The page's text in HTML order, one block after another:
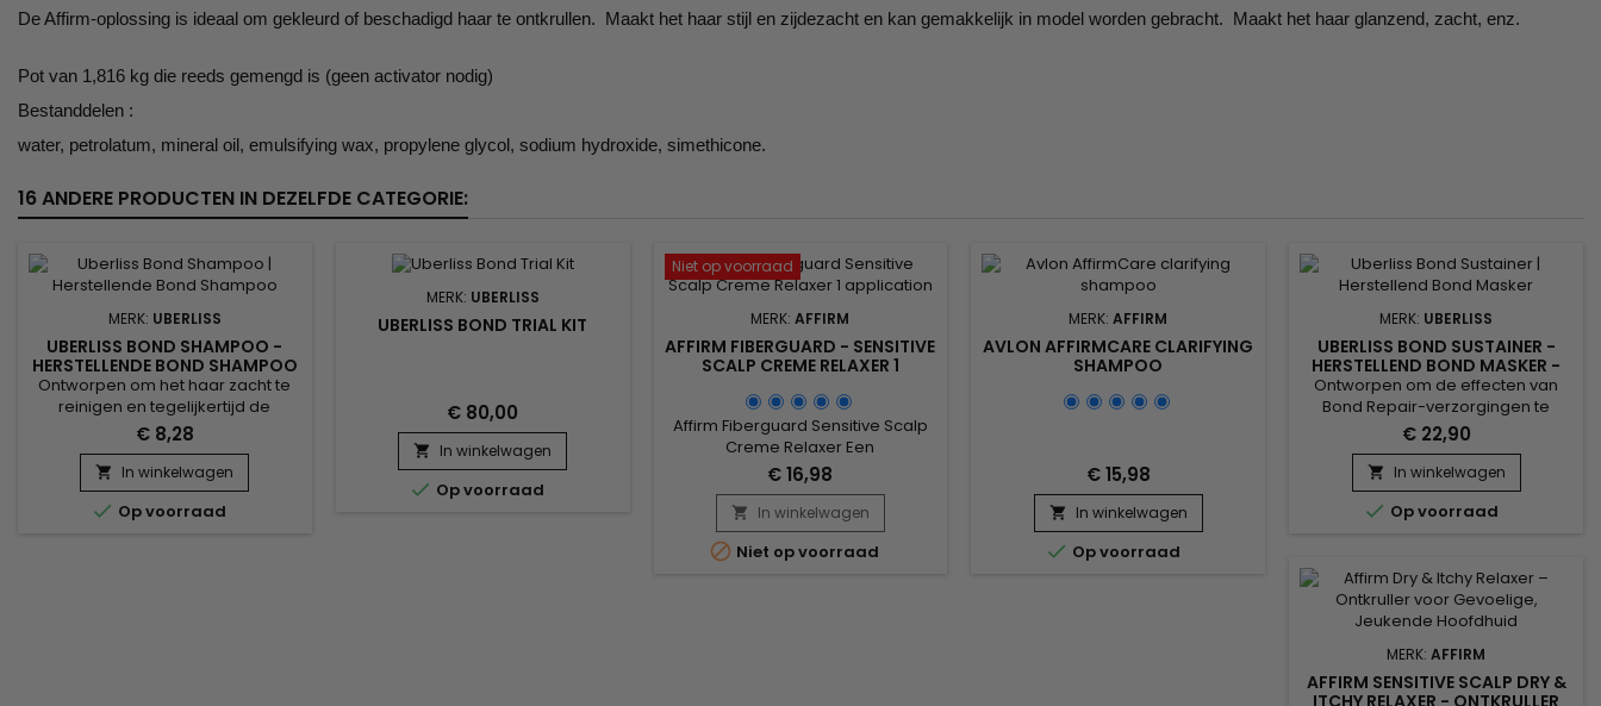
De Affirm-oplossing is ideaal om gekleurd of beschadigd haar te ontkrullen. Maakt het haar stijl en zijdezacht en kan gemakkelijk in model worden gebracht. Maakt het haar glanzend, zacht, enz.
Pot van 1,816 kg die reeds gemengd is (geen activator nodig)
Bestanddelen :
water, petrolatum, mineral oil, emulsifying wax, propylene glycol, sodium hydroxide, simethicone.
16 ANDERE PRODUCTEN IN DEZELFDE CATEGORIE:
MERK: UBERLISS
UBERLISS BOND SHAMPOO -
HERSTELLENDE BOND SHAMPOO
- 3OZ
Ontworpen om het haar zacht te
reinigen en tegelijkertijd de
haarvezel te herstellen, werkt
Uberliss Bond Shampoo
rechtstreeks op de interne
haarbindingen die zijn verzwakt
door kleuringen, ontkleuringen,
€ 8,28
 In winkelwagen
 Op voorraad
MERK: UBERLISS
UBERLISS BOND TRIAL KIT
€ 80,00
 In winkelwagen
 Op voorraad
Niet op voorraad
MERK:AFFIRM
AFFIRM FIBERGUARD - SENSITIVE
SCALP CREME RELAXER 1
Affirm Fiberguard Sensitive Scalp
Creme Relaxer Een
ontkrullingssysteem voor de
gevoelige hoofdhuid.&nbsp; Het
behoudt tot 40% van de kracht van
het haar in vergelijking met
traditionele ontkrullende
€ 16,98
 In winkelwagen
 Niet op voorraad
MERK:AFFIRM
AVLON AFFIRMCARE CLARIFYING
SHAMPOO
€ 15,98
 In winkelwagen
 Op voorraad
MERK: UBERLISS
UBERLISS BOND SUSTAINER -
HERSTELLEND BOND MASKER -
3.7OZ
Ontworpen om de effecten van
Bond Repair-verzorgingen te
verlengen en te behouden, helpt
Uberliss Bond Sustainer de
samenhang van de haarvezel te
behouden en de interne
haarbindingen duurzaam te
Deze professionele verzorging
draagt bij aan het stabiliseren van
de haarstructuur, het
€ 22,90
 In winkelwagen
 Op voorraad
MERK:AFFIRM
AFFIRM SENSITIVE SCALP DRY &
ITCHY RELAXER - ONTKRULLER